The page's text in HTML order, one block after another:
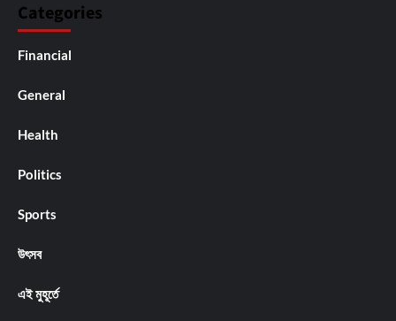
Categories
Financial
General
Health
Politics
Sports
উৎসব
এই মুহূর্তে